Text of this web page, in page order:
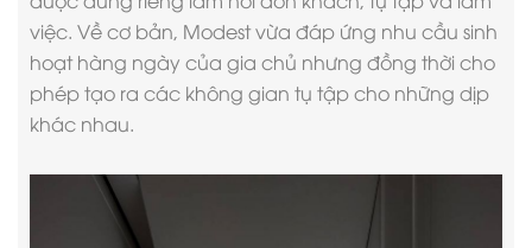
việc. Về cơ bản, Modest vừa đáp ứng nhu cầu sinh
hoạt hàng ngày của gia chủ nhưng đồng thời cho
phép tạo ra các không gian tụ tập cho những dịp
khác nhau.